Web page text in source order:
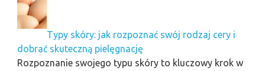
Typy skóry: jak rozpoznać swój rodzaj cery i
dobrać skuteczną pielęgnację
Rozpoznanie swojego typu skóry to kluczowy krok w